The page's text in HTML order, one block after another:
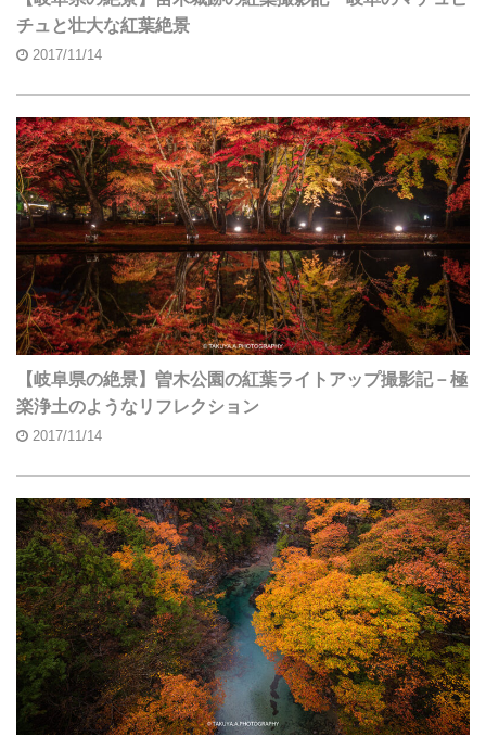
チュと壮大な紅葉絶景
2017/11/14
【岐阜県の絶景】曽木公園の紅葉ライトアップ撮影記－極
楽浄土のようなリフレクション
2017/11/14